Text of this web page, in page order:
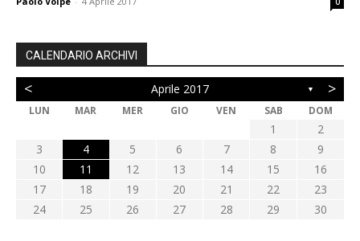
CALENDARIO ARCHIVI
< Aprile 2017 ▼ >
LUN MAR MER GIO VEN SAB DOM
1
2
3
4 5 6 7 8
9
10
11 12 13 14 15
16
17
18 19 20 21 22
23
24
25 26 27 28 29 30